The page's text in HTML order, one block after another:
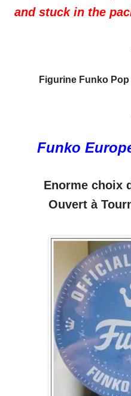
and stuck in the
Figurine Funko
Funko
Enorme choix
Ouvert à